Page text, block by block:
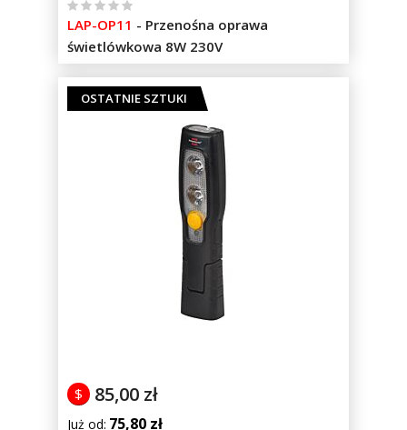
%
of
100
LAP-OP11 - Przenośna oprawa
świetlówkowa 8W 230V
OSTATNIE SZTUKI
85,00 zł
$
Już od 75,80 zł